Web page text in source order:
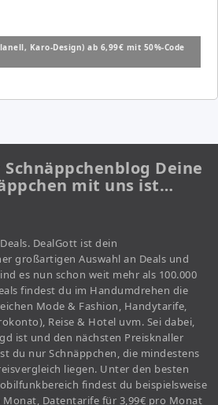
Karo-Design) ab 6,99€ mit 50%-Code
Deine
mit uns ist…
DealGott ist dein
großartigen Auswahl an Deals und
es nun schon weit mehr als 100.000
findest du im Handumdrehen die
Mode & Fashion, Handytarife,
Reise & Hotel uvm. Sei dabei,
ist und den nächsten Preisknaller
du nur Schnäppchen, die mindestens
liegen. Unter den besten
findest du beispielsweise
Datentarife für 3,99€ pro Monat